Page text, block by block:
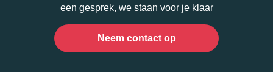
een gesprek, we staan voor je klaar
Neem contact op